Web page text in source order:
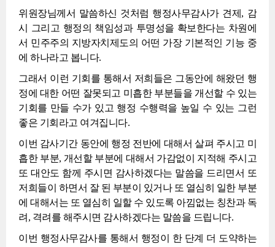
위원장님께서 말씀하신 것처럼 행정사무감사가 견제, 감
시 그리고 행정의 책임성과 투명성을 확보한다는 차원에
서 민주주의 지방자치제도의 어떤 가장 기본적인 기능 중
에 하나라고 봅니다.
그래서 이런 기회를 통해서 저희들은 그동안에 해왔던 행
정에 대한 어떤 잘못되고 미흡한 부분들을 개선할 수 있는
기회를 만들 수가 있고 행정 수행력을 높일 수 있는 그런
좋은 기회라고 여겨집니다.
이번 감사기간 동안에 행정 전반에 대해서 살펴 주시고 미
흡한 부분, 개선할 부분에 대해서 가감없이 지적해 주시고
또 대안도 함께 주시면 감사하겠다는 말씀을 드리면서 또
저희들이 하면서 잘 된 부분이 있거나 또 열심히 일한 부분
에 대해서는 또 열심히 일할 수 있도록 아낌없는 칭찬과 독
려, 격려를 해주시면 감사하겠다는 말씀을 드립니다.
이번 행정사무감사를 통해서 행정이 한 단계 더 도약하는